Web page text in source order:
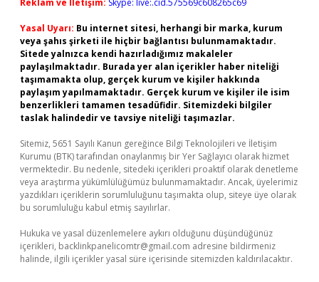
Reklam ve İletişim: Skype: live:.cid.575569c608265c69
Yasal Uyarı: Bu internet sitesi, herhangi bir marka, kurum
veya şahıs şirketi ile hiçbir bağlantısı bulunmamaktadır.
Sitede yalnızca kendi hazırladığımız makaleler
paylaşılmaktadır. Burada yer alan içerikler haber niteliği
taşımamakta olup, gerçek kurum ve kişiler hakkında
paylaşım yapılmamaktadır. Gerçek kurum ve kişiler ile isim
benzerlikleri tamamen tesadüfidir. Sitemizdeki bilgiler
taslak halindedir ve tavsiye niteliği taşımazlar.
Sitemiz, 5651 Sayılı Kanun gereğince Bilgi Teknolojileri ve İletişim
Kurumu (BTK) tarafından onaylanmış bir Yer Sağlayıcı olarak hizmet
vermektedir. Bu nedenle, sitedeki içerikleri proaktif olarak denetleme
veya araştırma yükümlülüğümüz bulunmamaktadır. Ancak, üyelerimiz
yazdıkları içeriklerin sorumluluğunu taşımakta olup, siteye üye olarak
bu sorumluluğu kabul etmiş sayılırlar.
Hukuka ve yasal düzenlemelere aykırı olduğunu düşündüğünüz
içerikleri, backlinkpanelicomtr@gmail.com adresine bildirmeniz
halinde, ilgili içerikler yasal süre içerisinde sitemizden kaldırılacaktır.